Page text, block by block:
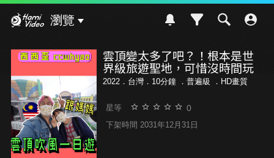
瀏覽
雲頂變太多了吧？！根本是世
界級旅遊聖地，可惜沒時間玩
2022．台灣．10分鐘 ． 普遍級 ．HD畫質
星等 0
下架時間 2031年12月31日